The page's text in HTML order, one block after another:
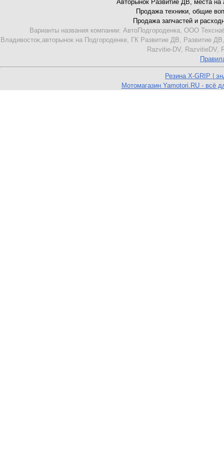
Авторынок Развитие ДВ, места на
Продажа техники, общие
Продажа запчастей и
Варианты названия компании: АвтоПодгороденка, ООО
Владивосток,авторынок на Подгороденке, ГК Развитие ДВ,
Razvitie-DV, RazvitieDV,
Резина X-GRIP |
Мотомагазин Yamotori.RU - всё